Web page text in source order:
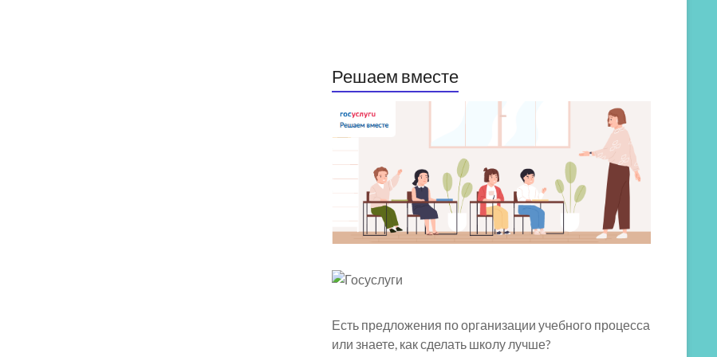
Решаем вместе
Есть предложения по организации учебного процесса
или знаете, как сделать школу лучше?